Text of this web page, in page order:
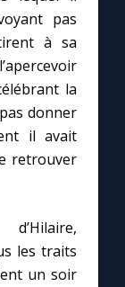
pas
à sa
la
donner
il avait
retrouver
les traits
un soir